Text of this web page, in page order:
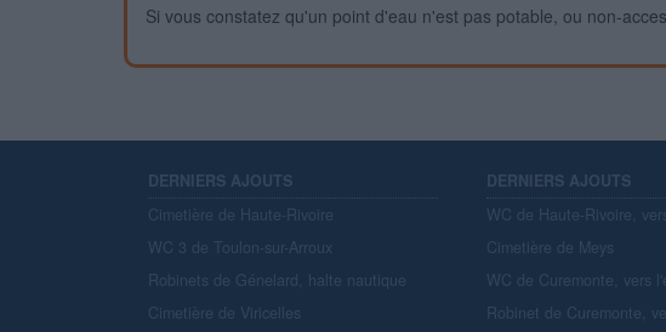
Si vous constatez qu'un point d'eau n'est pas potable, ou non-
DERNIERS AJOUTS
Cimetière de Haute-Rivoire
WC 3 de Toulon-sur-Arroux
Robinets de Génelard, halte nautique
Cimetière de Viricelles
DERNIERS AJOUTS
WC de Haute-Rivoire,
Cimetière de Meys
WC de Curemonte, vers
Robinet de Curemonte,